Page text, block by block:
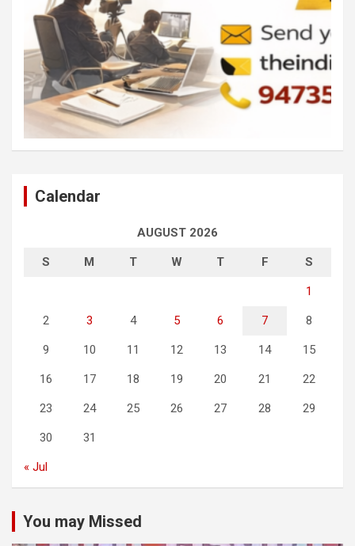
Calendar
AUGUST 2026
S M T W T F S
1
2 3 4 5 6 7 8
9 10 11 12 13 14 15
16 17 18 19 20 21 22
23 24 25 26 27 28 29
30 31
« Jul
You may Missed